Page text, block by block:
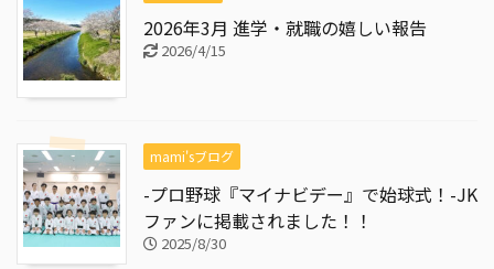
2026年3月 進学・就職の嬉しい報告
2026/4/15
mami'sブログ
-プロ野球『マイナビデー』で始球式！-JK
ファンに掲載されました！！
2025/8/30